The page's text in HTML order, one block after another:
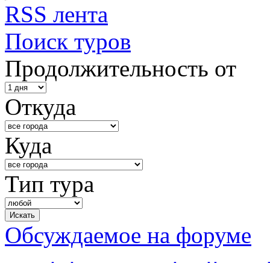
RSS лента
Поиск туров
Продолжительность от
Откуда
Куда
Тип тура
Обсуждаемое на форуме